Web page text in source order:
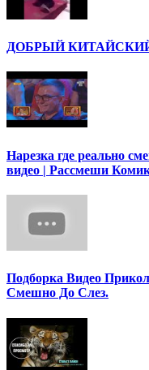
ДОБРЫЙ
Нарезка где реально
видео | Рассмеши
Подборка Видео
Смешно До Слез.